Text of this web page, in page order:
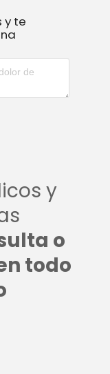
y te
y
o
todo